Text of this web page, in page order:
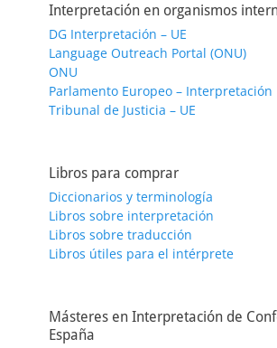
Interpretación en organismos
DG Interpretación – UE
Language Outreach Portal (ONU)
ONU
Parlamento Europeo – Interpretación
Tribunal de Justicia – UE
Libros para comprar
Diccionarios y terminología
Libros sobre interpretación
Libros sobre traducción
Libros útiles para el intérprete
Másteres en Interpretación de
España